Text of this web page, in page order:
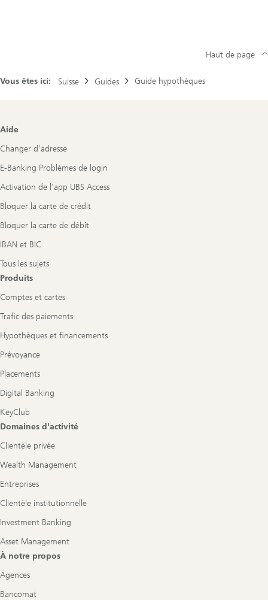
Vous êtes ici: Suisse Guides Guide hypothèques
Haut de page
Footer
Aide
Changer d’adresse
E-Banking Problèmes de login
Activation de l'app UBS Access
Bloquer la carte de crédit
Bloquer la carte de débit
IBAN et BIC
Tous les sujets
Produits
Comptes et cartes
Trafic des paiements
Hypothèques et financements
Prévoyance
Placements
Digital Banking
KeyClub
Domaines d'activité
Clientèle privée
Wealth Management
Entreprises
Clientèle institutionnelle
Investment Banking
Asset Management
À notre propos
Agences
Bancomat